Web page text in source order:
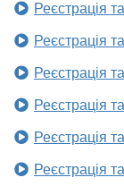
Реєстрація
Реєстрація
Реєстрація
Реєстрація
Реєстрація
Реєстрація